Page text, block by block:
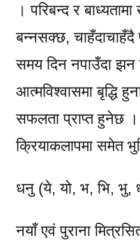
। परिबन्द र
बन्नसक्छ, चाहँदाचाहँदै
समय दिन नपाउँदा झन
आत्मविश्वासमा बृद्धि
सफलता प्राप्त हुनेछ
क्रियाकलापमा समेत
धनु (ये, यो, भ, भि, भु,
नयाँ एवं पुराना